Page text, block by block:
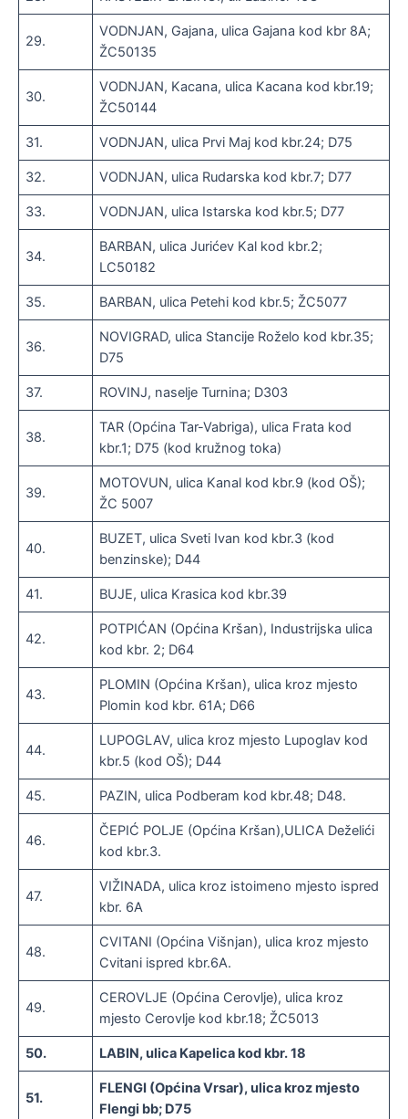
29.
VODNJAN, Gajana, ulica Gajana kod kbr 8A;
ŽC50135
30.
VODNJAN, Kacana, ulica Kacana kod kbr.19;
ŽC50144
31. VODNJAN, ulica Prvi Maj kod kbr.24; D75
32. VODNJAN, ulica Rudarska kod kbr.7; D77
33. VODNJAN, ulica Istarska kod kbr.5; D77
34.
BARBAN, ulica Jurićev Kal kod kbr.2;
LC50182
35. BARBAN, ulica Petehi kod kbr.5; ŽC5077
36.
NOVIGRAD, ulica Stancije Roželo kod kbr.35;
D75
37. ROVINJ, naselje Turnina; D303
38.
TAR (Općina Tar-Vabriga), ulica Frata kod
kbr.1; D75 (kod kružnog toka)
39.
MOTOVUN, ulica Kanal kod kbr.9 (kod OŠ);
ŽC 5007
40.
BUZET, ulica Sveti Ivan kod kbr.3 (kod
benzinske); D44
41. BUJE, ulica Krasica kod kbr.39
42.
POTPIĆAN (Općina Kršan), Industrijska ulica
kod kbr. 2; D64
43.
PLOMIN (Općina Kršan), ulica kroz mjesto
Plomin kod kbr. 61A; D66
44.
LUPOGLAV, ulica kroz mjesto Lupoglav kod
kbr.5 (kod OŠ); D44
45. PAZIN, ulica Podberam kod kbr.48; D48.
46.
ČEPIĆ POLJE (Općina Kršan),ULICA Deželići
kod kbr.3.
47.
VIŽINADA, ulica kroz istoimeno mjesto ispred
kbr. 6A
48.
CVITANI (Općina Višnjan), ulica kroz mjesto
Cvitani ispred kbr.6A.
49.
CEROVLJE (Općina Cerovlje), ulica kroz
mjesto Cerovlje kod kbr.18; ŽC5013
50. LABIN, ulica Kapelica kod kbr. 18
51.
FLENGI (Općina Vrsar), ulica kroz mjesto
Flengi bb; D75